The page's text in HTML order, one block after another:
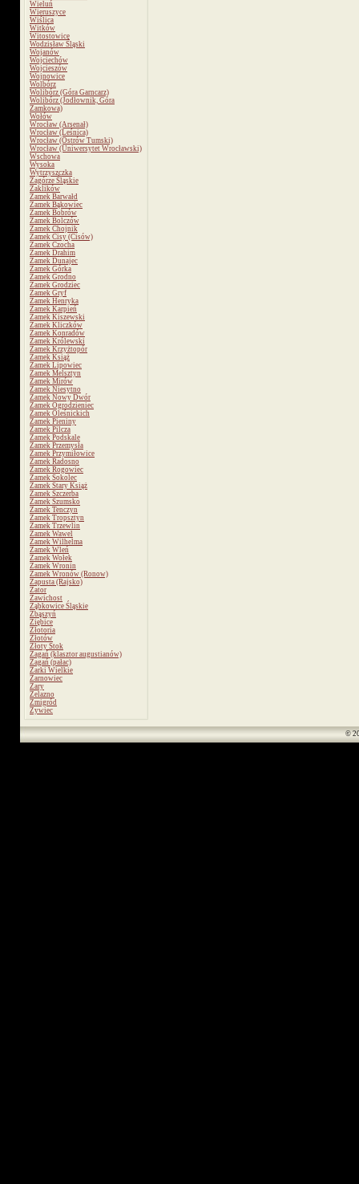
Wieluń
Wieruszyce
Wiślica
Witków
Witostowice
Wodzisław Śląski
Wojanów
Wojciechów
Wojcieszów
Wojnowice
Wolbórz
Wolibórz (Góra Garncarz)
Wolibórz (Jodłownik, Góra
Zamkowa)
Wołów
Wrocław (Arsenał)
Wrocław (Leśnica)
Wrocław (Ostrów Tumski)
Wrocław (Uniwersytet Wrocławski)
Wschowa
Wysoka
Wytrzyszczka
Zagórze Śląskie
Zaklików
Zamek Barwałd
Zamek Bąkowiec
Zamek Bobrów
Zamek Bolczów
Zamek Chojnik
Zamek Cisy (Cisów)
Zamek Czocha
Zamek Drahim
Zamek Dunajec
Zamek Górka
Zamek Grodno
Zamek Grodziec
Zamek Gryf
Zamek Henryka
Zamek Karpień
Zamek Kiszewski
Zamek Kliczków
Zamek Konradów
Zamek Królewski
Zamek Krzyżtopór
Zamek Książ
Zamek Lipowiec
Zamek Melsztyn
Zamek Mirów
Zamek Niesytno
Zamek Nowy Dwór
Zamek Ogrodzieniec
Zamek Oleśnickich
Zamek Pieniny
Zamek Pilcza
Zamek Podskale
Zamek Przemysła
Zamek Przymiłowice
Zamek Radosno
Zamek Rogowiec
Zamek Sokolec
Zamek Stary Książ
Zamek Szczerba
Zamek Szumsko
Zamek Tenczyn
Zamek Tropsztyn
Zamek Trzewlin
Zamek Wawel
Zamek Wilhelma
Zamek Wleń
Zamek Wołek
Zamek Wronin
Zamek Wronów (Ronow)
Zapusta (Rajsko)
Zator
Zawichost
Ząbkowice Śląskie
Zbąszyń
Ziębice
Złotoria
Złotów
Złoty Stok
Żagań (klasztor augustianów)
Żagań (pałac)
Żarki Wielkie
Żarnowiec
Żary
Żelazno
Żmigród
Żywiec
©